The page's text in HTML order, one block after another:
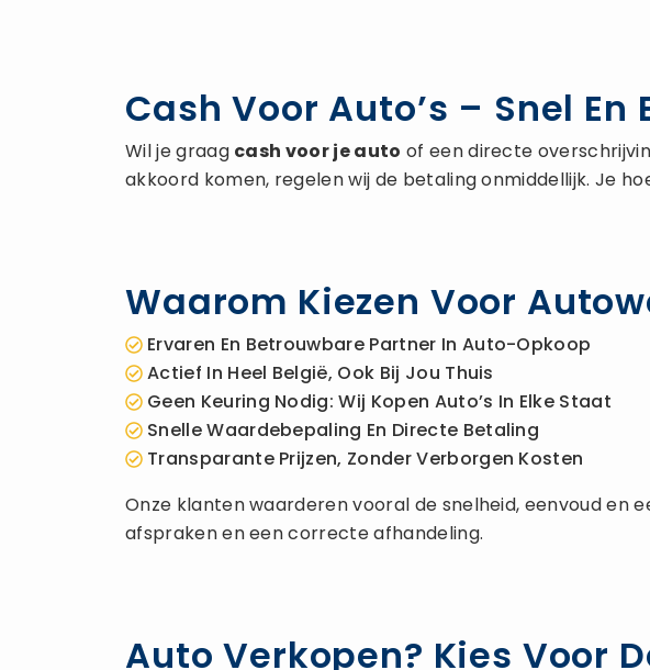
Cash Voor Auto’s – Snel
Wil je graag cash voor je auto of een directe
akkoord komen, regelen wij de betaling onmiddellijk. Je
Waarom Kiezen Voor
Ervaren En Betrouwbare Partner In Auto-Opkoop
Actief In Heel België, Ook Bij Jou Thuis
Geen Keuring Nodig: Wij Kopen Auto’s In Elke Staat
Snelle Waardebepaling En Directe Betaling
Transparante Prijzen, Zonder Verborgen Kosten
Onze klanten waarderen vooral de snelheid, eenvoud en
afspraken en een correcte afhandeling.
Auto Verkopen? Kies Voor